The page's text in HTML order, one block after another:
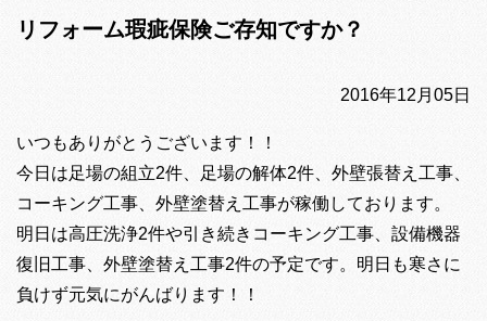
リフォーム瑕疵保険ご存知ですか？
2016年12月05日
いつもありがとうございます！！
今日は足場の組立2件、足場の解体2件、外壁張替え工事、
コーキング工事、外壁塗替え工事が稼働しております。
明日は高圧洗浄2件や引き続きコーキング工事、設備機器
復旧工事、外壁塗替え工事2件の予定です。明日も寒さに
負けず元気にがんばります！！